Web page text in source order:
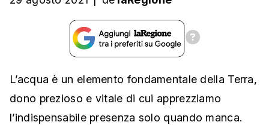
L’acqua è un elemento fondamentale della Terra,
dono prezioso e vitale di cui apprezziamo
l’indispensabile presenza solo quando manca.